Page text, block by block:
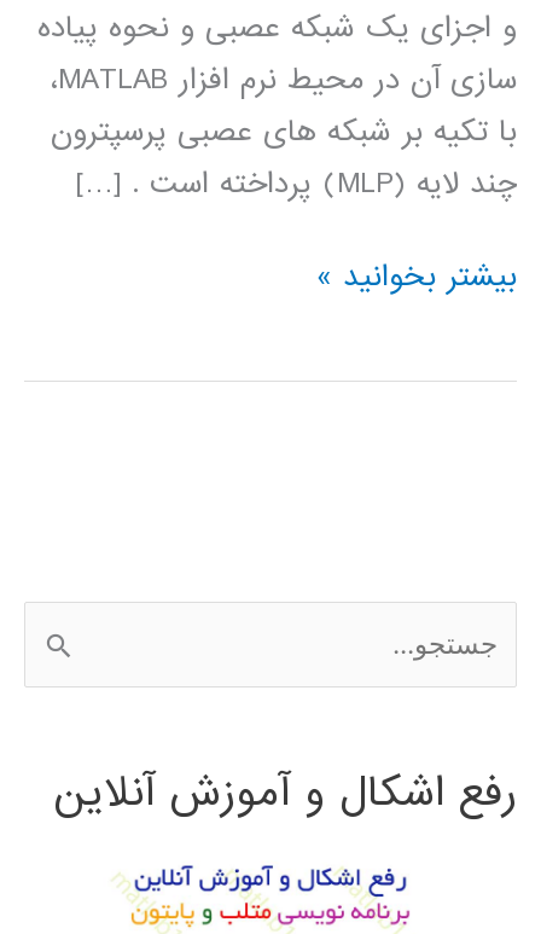
و اجزای یک شبکه عصبی و نحوه پیاده
سازی آن در محیط نرم افزار MATLAB،
با تکیه بر شبکه های عصبی پرسپترون
چند لایه (MLP) پرداخته است . […]
آموزش
ابزار
مثال
بیشتر بخوانید »
س
ج
رفع اشکال و آموزش آنلاین